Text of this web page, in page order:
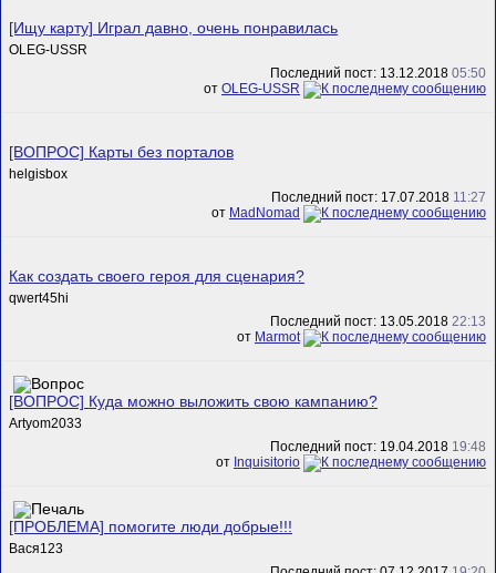
[Ищу карту] Играл давно, очень понравилась
OLEG-USSR
Последний пост: 13.12.2018 05:50
от OLEG-USSR
[ВОПРОС] Карты без порталов
helgisbox
Последний пост: 17.07.2018 11:27
от MadNomad
Как создать своего героя для сценария?
qwert45hi
Последний пост: 13.05.2018 22:13
от Marmot
[ВОПРОС] Куда можно выложить свою кампанию?
Artyom2033
Последний пост: 19.04.2018 19:48
от Inquisitorio
[ПРОБЛЕМА] помогите люди добрые!!!
Вася123